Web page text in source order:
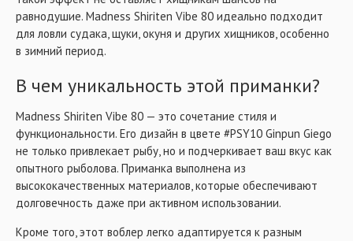
равнодушие. Madness Shiriten Vibe 80 идеально подходит
для ловли судака, щуки, окуня и других хищников, особенно
в зимний период.
В чем уникальность этой приманки?
Madness Shiriten Vibe 80 — это сочетание стиля и
функциональности. Его дизайн в цвете #PSY10 Ginpun Giego
не только привлекает рыбу, но и подчеркивает ваш вкус как
опытного рыболова. Приманка выполнена из
высококачественных материалов, которые обеспечивают
долговечность даже при активном использовании.
Кроме того, этот воблер легко адаптируется к разным